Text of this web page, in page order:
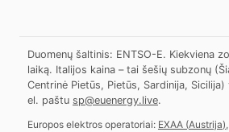
Duomenų šaltinis: ENTSO-E. Kiekviena
laiką. Italijos kaina – tai šešių subzonų
Centrinė Pietūs, Pietūs, Sardinija, Sicilija)
el. paštu sp@euenergy.live.
Europos elektros operatoriai: EXAA (Austrija)